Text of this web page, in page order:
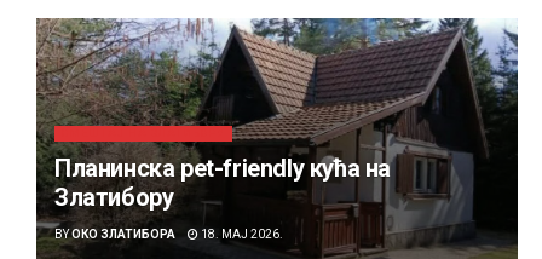
Планинска pet-friendly кућа на
Златибору
BYОКО ЗЛАТИБОРА 18. МАЈ 2026.